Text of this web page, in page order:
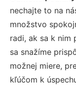
nechajte to na
množstvo
radi, ak sa k nim
sa snažíme
možnej miere,
kľúčom k